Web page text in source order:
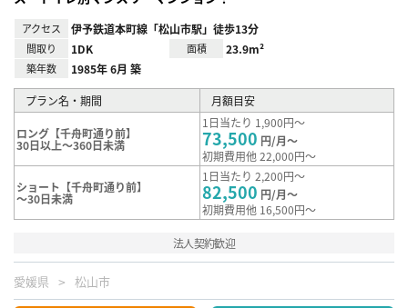
アクセス 伊予鉄道本町線「松山市駅」徒歩13分
間取り 1DK 面積 23.9m²
築年数 1985年 6月 築
プラン名・期間 月額目安
ロング【千舟町通り前】
30日以上～360日未満
1日当たり 1,900円～
73,500 円/月～
初期費用他 22,000円～
ショート【千舟町通り前】
～30日未満
1日当たり 2,200円～
82,500 円/月～
初期費用他 16,500円～
法人契約歓迎
愛媛県 松山市